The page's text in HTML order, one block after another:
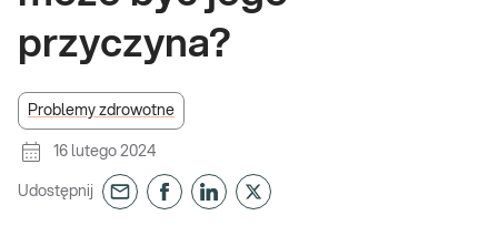
przyczyna?
Problemy zdrowotne
16 lutego 2024
Udostępnij